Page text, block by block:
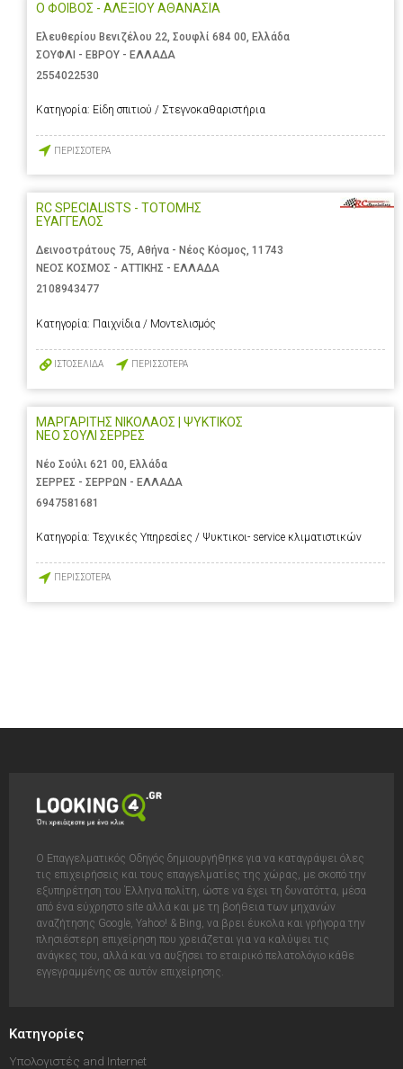
Ο ΦΟΙΒΟΣ - ΑΛΕΞΙΟΥ ΑΘΑΝΑΣΙΑ
Ελευθερίου Βενιζέλου 22, Σουφλί 684 00, Ελλάδα
ΣΟΥΦΛΙ - ΕΒΡΟΥ - ΕΛΛΑΔΑ
2554022530
Κατηγορία: Είδη σπιτιού / Στεγνοκαθαριστήρια
ΠΕΡΙΣΣΟΤΕΡΑ
RC SPECIALISTS - ΤΟΤΟΜΗΣ
ΕΥΑΓΓΕΛΟΣ
Δεινοστράτους 75, Αθήνα - Νέος Κόσμος, 11743
ΝΕΟΣ ΚΟΣΜΟΣ - ΑΤΤΙΚΗΣ - ΕΛΛΑΔΑ
2108943477
Κατηγορία: Παιχνίδια / Μοντελισμός
ΙΣΤΟΣΕΛΙΔΑ ΠΕΡΙΣΣΟΤΕΡΑ
ΜΑΡΓΑΡΙΤΗΣ ΝΙΚΟΛΑΟΣ | ΨΥΚΤΙΚΟΣ
ΝΕΟ ΣΟΥΛΙ ΣΕΡΡΕΣ
Νέο Σούλι 621 00, Ελλάδα
ΣΕΡΡΕΣ - ΣΕΡΡΩΝ - ΕΛΛΑΔΑ
6947581681
Κατηγορία: Τεχνικές Υπηρεσίες / Ψυκτικοι- service κλιματιστικών
ΠΕΡΙΣΣΟΤΕΡΑ
Ο Επαγγελματικός Οδηγός δημιουργήθηκε για να καταγράψει όλες
τις επιχειρήσεις και τους επαγγελματίες της χώρας, με σκοπό την
εξυπηρέτηση του Έλληνα πολίτη, ώστε να έχει τη δυνατόττα, μέσα
από ένα εύχρηστο site αλλά και με τη βοήθεια των μηχανών
αναζήτησης Google, Yahoo! & Bing, να βρει έυκολα και γρήγορα την
πλησιέστερη επιχείρηση που χρειάζεται για να καλύψει τις
ανάγκες του, αλλά και να αυξήσει το εταιρικό πελατολόγιο κάθε
εγγεγραμμένης σε αυτόν επιχείρησης.
Κατηγορίες
Υπολογιστές and Internet